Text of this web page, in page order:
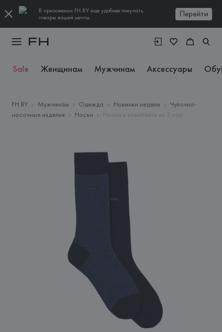
В приложении FH.BY еще удобнее покупать
товары вашей мечты
Перейти
Sale Женщинам Мужчинам Аксессуары
FH.BY Мужчинам Одежда Новинки недели
Чулочно-
носочные изделия
Носки Носки в комплекте из 2 пар